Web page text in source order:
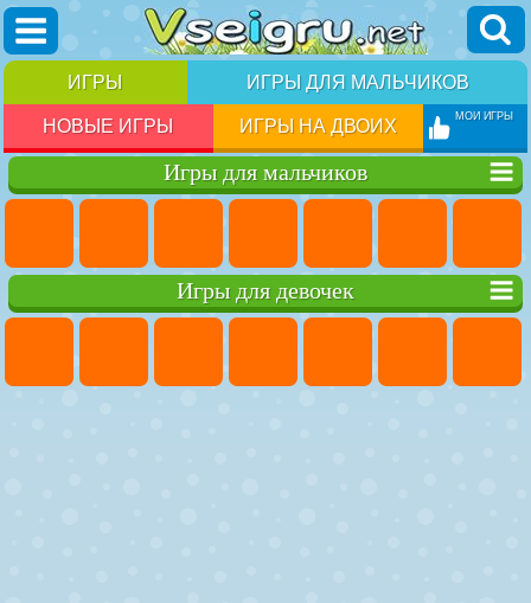
ИГРЫ ИГРЫ ДЛЯ МАЛЬЧИКОВ
НОВЫЕ ИГРЫ ИГРЫ НА ДВОИХ МОИ ИГРЫ
Игры для мальчиков
Игры для девочек